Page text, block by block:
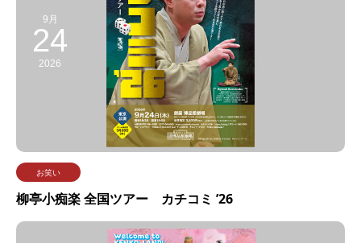
9月
24
2026
お笑い
柳亭小痴楽 全国ツアー カチコミ ’26